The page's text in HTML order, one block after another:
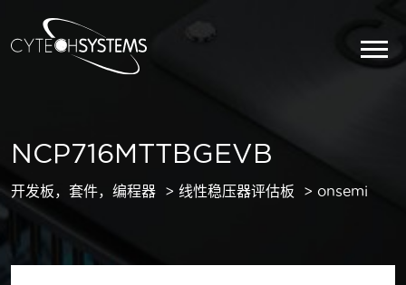
NCP716MTTBGEVB
开发板，套件，编程器 线性稳压器评估板 onsemi